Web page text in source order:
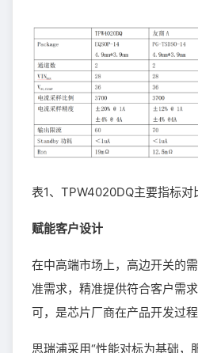
表1、TPW4020DQ主要指标对
赋能客户设计
在中高端市场上，高边开关的
准需求，精准提供符合客户需
可，是芯片厂商在产品开发过
思瑞浦采用“性能对标为基础，